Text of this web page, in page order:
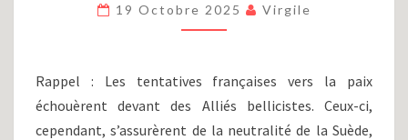
XXXVI)
:
HIVER
À
MALPLAQUET,
19 Octobre 2025 Virgile
Rappel : Les tentatives françaises vers la paix
échouèrent devant des Alliés bellicistes. Ceux-ci,
cependant, s’assurèrent de la neutralité de la Suède,